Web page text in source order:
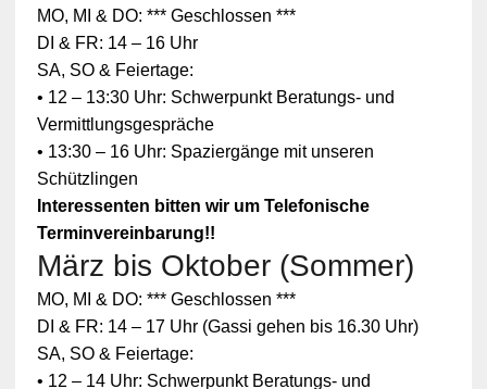
MO, MI & DO: *** Geschlossen ***
DI & FR: 14 – 16 Uhr
SA, SO & Feiertage:
• 12 – 13:30 Uhr: Schwerpunkt Beratungs- und
Vermittlungsgespräche
• 13:30 – 16 Uhr: Spaziergänge mit unseren
Schützlingen
Interessenten bitten wir um Telefonische
Terminvereinbarung!!
März bis Oktober (Sommer)
MO, MI & DO: *** Geschlossen ***
DI & FR: 14 – 17 Uhr (Gassi gehen bis 16.30 Uhr)
SA, SO & Feiertage:
• 12 – 14 Uhr: Schwerpunkt Beratungs- und
Zum
Schutz
Ihrer
persönlic
hen
Daten ist